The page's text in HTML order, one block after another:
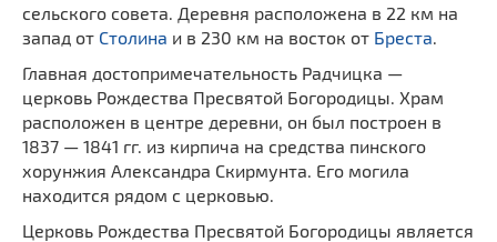
сельского совета. Деревня расположена в 22 км на
запад от Столина и в 230 км на восток от Бреста
Главная достопримечательность Радчицка —
церковь Рождества Пресвятой Богородицы. Храм
расположен в центре деревни, он был построен в
1837 — 1841 гг. из кирпича на средства пинского
хорунжия Александра Скирмунта. Его могила
находится рядом с церковью.
Церковь Рождества Пресвятой Богородицы является